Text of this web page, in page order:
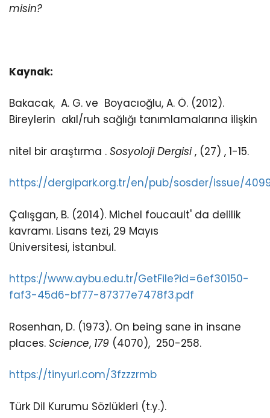
misin?
Kaynak:
Bakacak, A. G. ve Boyacıoğlu, A. Ö. (2012).
Bireylerin akıl/ruh sağlığı tanımlamalarına ilişkin
nitel bir araştırma . Sosyoloji Dergisi, (27) , 1-15.
https://dergipark.org.tr/en/pub/sosder/issue/
Çalışgan, B. (2014). Michel foucault' da delilik
kavramı. Lisans tezi, 29 Mayıs
Üniversitesi, İstanbul.
https://www.aybu.edu.tr/GetFile?id=6ef30150-
faf3-45d6-bf77-87377e7478f3.pdf
Rosenhan, D. (1973). On being sane in insane
places. Science, 179 (4070), 250-258.
https://tinyurl.com/3fzzzrmb
Türk Dil Kurumu Sözlükleri (t.y.).